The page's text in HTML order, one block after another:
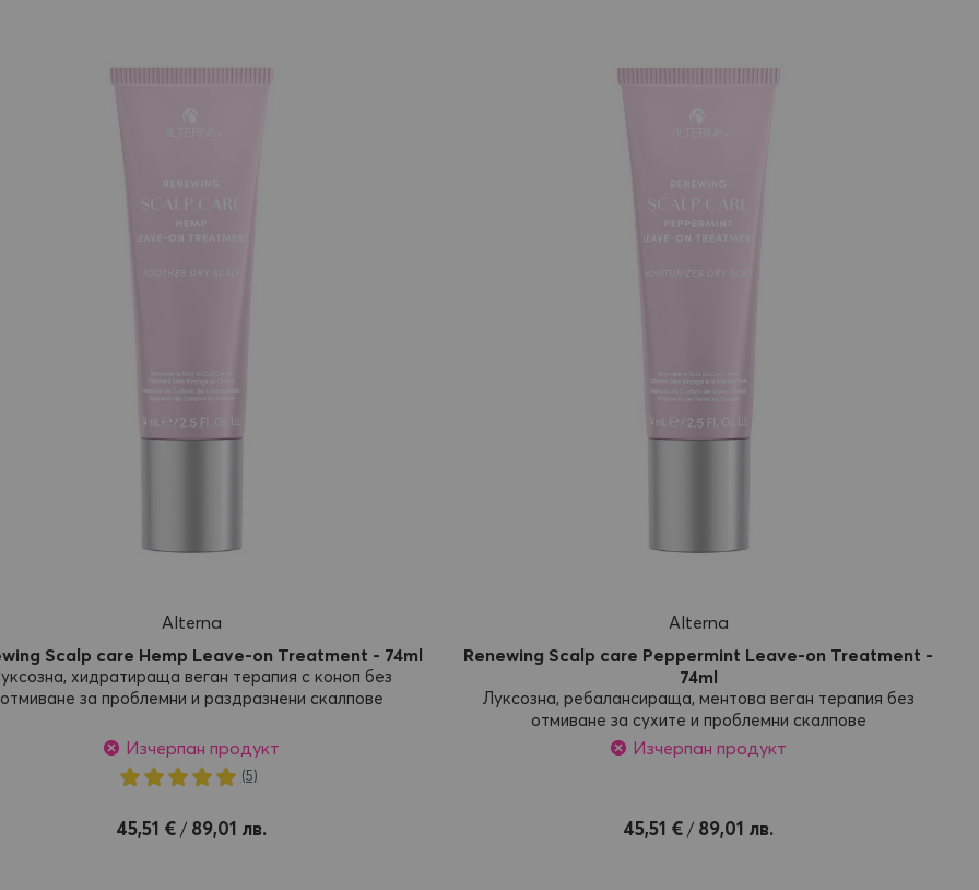
Alterna
Scalp care Hemp Leave-on Treatment - 74ml
хидратираща веган терапия с коноп без
отмиване за проблемни и раздразнени скалпове
Изчерпан продукт
Рейтинг:
(5)
45,51 € / 89,01 лв.
Alterna
Renewing Scalp care Peppermint Leave-on Treatment -
74ml
Луксозна, ребалансираща, ментова веган терапия без
отмиване за сухите и проблемни скалпове
Изчерпан продукт
45,51 € / 89,01 лв.